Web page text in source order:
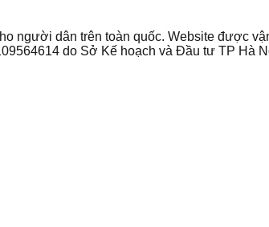
người dân trên toàn quốc. Website được
do Sở Kế hoạch và Đầu tư TP Hà